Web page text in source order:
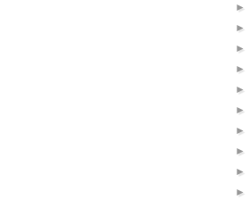
►
►
►
►
►
►
►
►
►
►